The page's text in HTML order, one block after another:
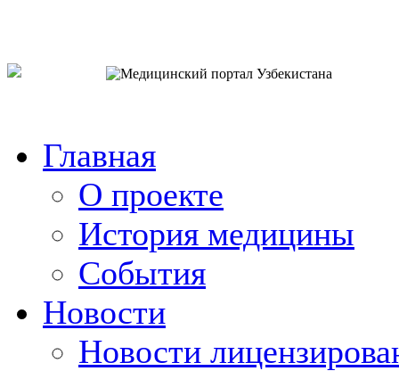
Главная
О проекте
История медицины
События
Новости
Новости